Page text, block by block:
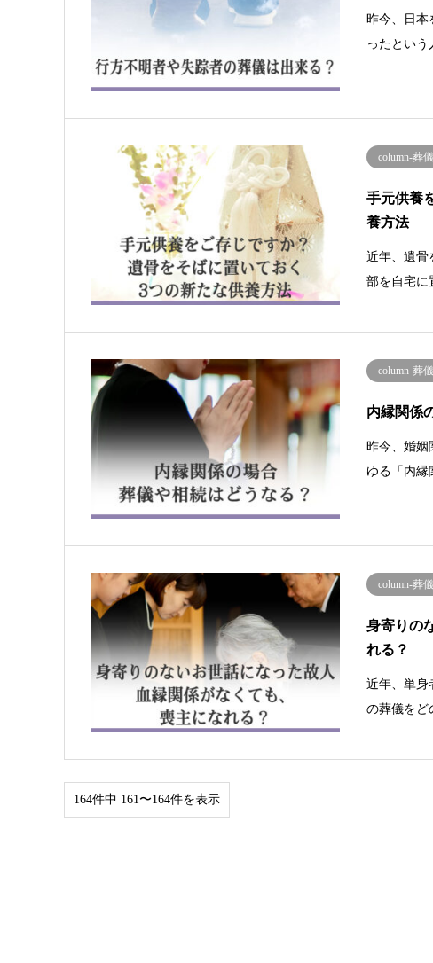
昨今、日本
ったとい
column-葬
手元供養
養方法
近年、遺骨
部を自宅に
column-葬
内縁関係
昨今、婚
ゆる「内縁
column-葬
身寄りの
れる？
近年、単身
の葬儀をど
164件中 161〜164件を表示